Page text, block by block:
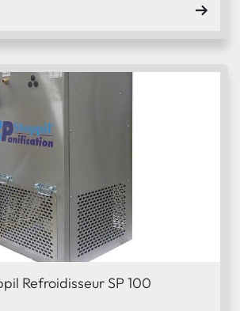
Refroidisseur SP 100